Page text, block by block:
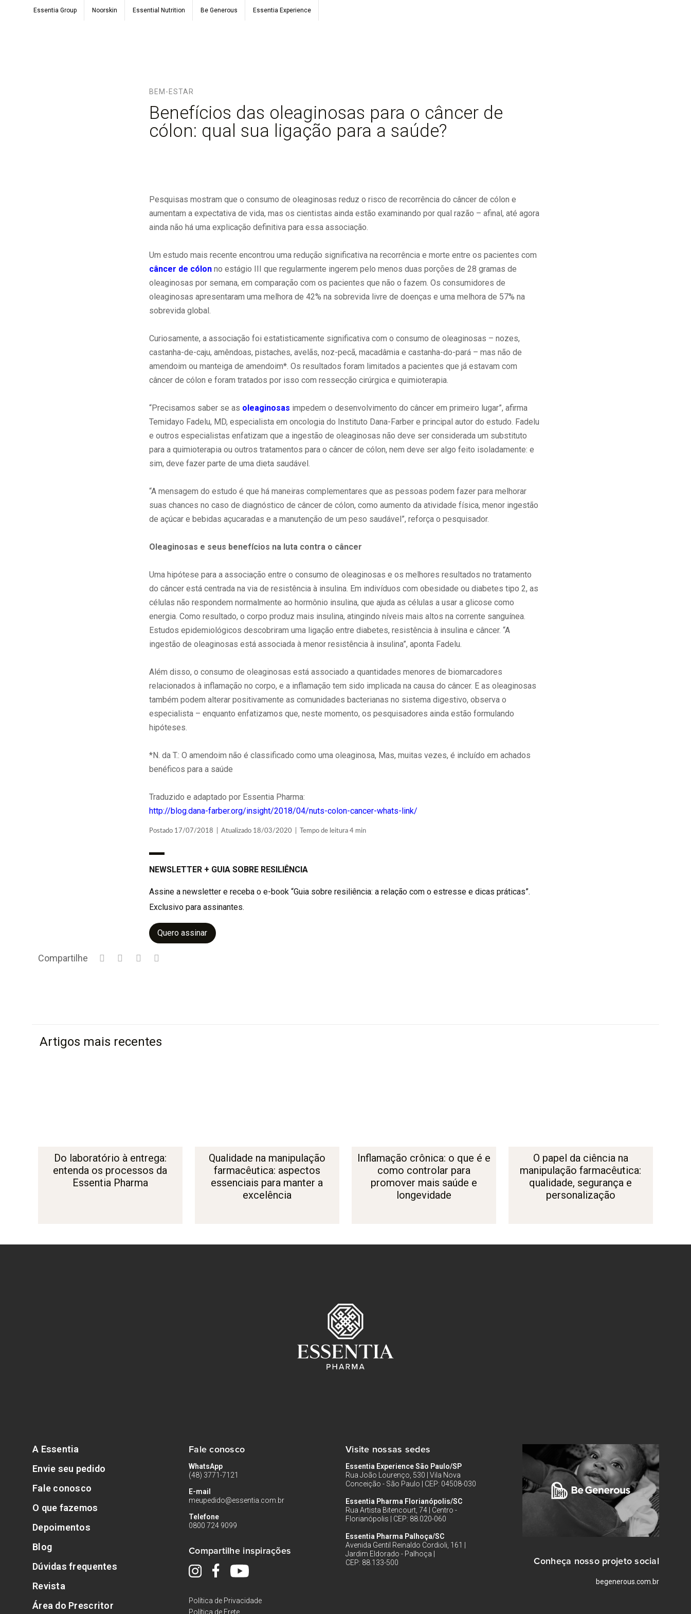
Essentia Group Noorskin Essential Nutrition Be Generous Essentia Experience
BEM-ESTAR
Benefícios das oleaginosas para o câncer de
cólon: qual sua ligação para a saúde?
Pesquisas mostram que o consumo de oleaginosas reduz o risco de recorrência do câncer de cólon e
aumentam a expectativa de vida, mas os cientistas ainda estão examinando por qual razão – afinal, até agora
ainda não há uma explicação definitiva para essa associação.
Um estudo mais recente encontrou uma redução significativa na recorrência e morte entre os pacientes com
câncer de cólonno estágio III que regularmente ingerem pelo menos duas porções de 28 gramas de
oleaginosas por semana, em comparação com os pacientes que não o fazem. Os consumidores de
oleaginosas apresentaram uma melhora de 42% na sobrevida livre de doenças e uma melhora de 57% na
sobrevida global.
Curiosamente, a associação foi estatisticamente significativa com o consumo de oleaginosas – nozes,
castanha-de-caju, amêndoas, pistaches, avelãs, noz-pecã, macadâmia e castanha-do-pará – mas não de
amendoim ou manteiga de amendoim*. Os resultados foram limitados a pacientes que já estavam com
câncer de cólon e foram tratados por isso com ressecção cirúrgica e quimioterapia.
“Precisamos saber se as oleaginosas impedem o desenvolvimento do câncer em primeiro lugar”, afirma
Temidayo Fadelu, MD, especialista em oncologia do Instituto Dana-Farber e principal autor do estudo. Fadelu
e outros especialistas enfatizam que a ingestão de oleaginosas não deve ser considerada um substituto
para a quimioterapia ou outros tratamentos para o câncer de cólon, nem deve ser algo feito isoladamente: e
sim, deve fazer parte de uma dieta saudável.
“A mensagem do estudo é que há maneiras complementares que as pessoas podem fazer para melhorar
suas chances no caso de diagnóstico de câncer de cólon, como aumento da atividade física, menor ingestão
de açúcar e bebidas açucaradas e a manutenção de um peso saudável”, reforça o pesquisador.
Oleaginosas e seus benefícios na luta contra o câncer
Uma hipótese para a associação entre o consumo de oleaginosas e os melhores resultados no tratamento
do câncer está centrada na via de resistência à insulina. Em indivíduos com obesidade ou diabetes tipo 2, as
células não respondem normalmente ao hormônio insulina, que ajuda as células a usar a glicose como
energia. Como resultado, o corpo produz mais insulina, atingindo níveis mais altos na corrente sanguínea.
Estudos epidemiológicos descobriram uma ligação entre diabetes, resistência à insulina e câncer. “A
ingestão de oleaginosas está associada à menor resistência à insulina”, aponta Fadelu.
Além disso, o consumo de oleaginosas está associado a quantidades menores de biomarcadores
relacionados à inflamação no corpo, e a inflamação tem sido implicada na causa do câncer. E as oleaginosas
também podem alterar positivamente as comunidades bacterianas no sistema digestivo, observa o
especialista – enquanto enfatizamos que, neste momento, os pesquisadores ainda estão formulando
hipóteses.
*N. da T.: O amendoim não é classificado como uma oleaginosa, Mas, muitas vezes, é incluído em achados
benéficos para a saúde
Traduzido e adaptado por Essentia Pharma:
http://blog.dana-farber.org/insight/2018/04/nuts-colon-cancer-whats-link/
Postado 17/07/2018 | Atualizado 18/03/2020 | Tempo de leitura 4 min
NEWSLETTER + GUIA SOBRE RESILIÊNCIA
Assine a newsletter e receba o e-book “Guia sobre resiliência: a relação com o estresse e dicas práticas”.
Exclusivo para assinantes.
Quero assinar
Compartilhe
Artigos mais recentes
Do laboratório à entrega:
entenda os processos da
Essentia Pharma
Qualidade na manipulação
farmacêutica: aspectos
essenciais para manter a
excelência
Inflamação crônica: o que é e
como controlar para
promover mais saúde e
longevidade
O papel da ciência na
manipulação farmacêutica:
qualidade, segurança e
personalização
A Essentia
Envie seu pedido
Fale conosco
O que fazemos
Depoimentos
Blog
Dúvidas frequentes
Revista
Área do Prescritor
Fale conosco
WhatsApp
(48) 3771-7121
E-mail
meupedido@essentia.com.br
Telefone
0800 724 9099
Compartilhe inspirações
Política de Privacidade
Política de Frete
Visite nossas sedes
Essentia Experience São Paulo/SP
Rua João Lourenço, 530 | Vila Nova
Conceição - São Paulo | CEP: 04508-030
Essentia Pharma Florianópolis/SC
Rua Artista Bitencourt, 74 | Centro -
Florianópolis | CEP: 88.020-060
Essentia Pharma Palhoça/SC
Avenida Gentil Reinaldo Cordioli, 161 |
Jardim Eldorado - Palhoça |
CEP: 88.133-500
Conheça nosso projeto social
begenerous.com.br